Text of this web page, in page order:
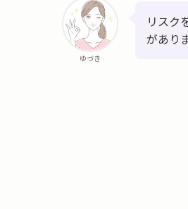
ゆづき
リスク
があり